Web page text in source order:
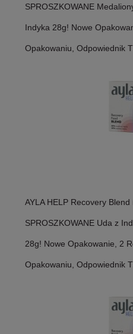
SPROSZKOWANE
Indyka 28g! Nowe
Opakowaniu, Odpowiednik
AYLA HELP Recovery Blend
SPROSZKOWANE Uda z
28g! Nowe Opakowanie, 2
Opakowaniu, Odpowiednik